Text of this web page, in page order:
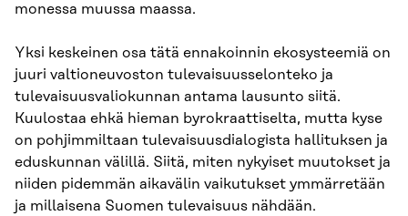
monessa muussa maassa.
Yksi keskeinen osa tätä ennakoinnin ekosysteemiä on
juuri valtioneuvoston tulevaisuusselonteko ja
tulevaisuusvaliokunnan antama lausunto siitä.
Kuulostaa ehkä hieman byrokraattiselta, mutta kyse
on pohjimmiltaan tulevaisuusdialogista hallituksen ja
eduskunnan välillä. Siitä, miten nykyiset muutokset ja
niiden pidemmän aikavälin vaikutukset ymmärretään
ja millaisena Suomen tulevaisuus nähdään.